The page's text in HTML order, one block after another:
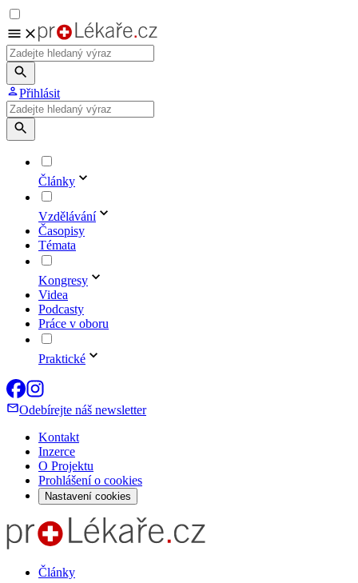
Přihlásit
Články
Vzdělávání
Časopisy
Témata
Kongresy
Videa
Podcasty
Práce v oboru
Praktické
Odebírejte náš newsletter
Kontakt
Inzerce
O Projektu
Prohlášení o cookies
Nastavení cookies
Články